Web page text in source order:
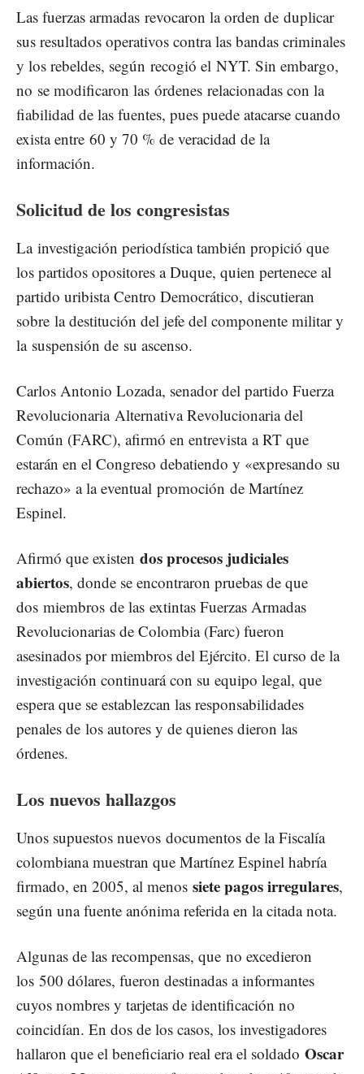
Las fuerzas armadas revocaron la orden de duplicar
sus resultados operativos contra las bandas criminales
y los rebeldes, según recogió el NYT. Sin embargo,
no se modificaron las órdenes relacionadas con la
fiabilidad de las fuentes, pues puede atacarse cuando
exista entre 60 y 70 % de veracidad de la
información.
Solicitud de los congresistas
La investigación periodística también propició que
los partidos opositores a Duque, quien pertenece al
partido uribista Centro Democrático, discutieran
sobre la destitución del jefe del componente militar y
la suspensión de su ascenso.
Carlos Antonio Lozada, senador del partido Fuerza
Revolucionaria Alternativa Revolucionaria del
Común (FARC), afirmó en entrevista a RT que
estarán en el Congreso debatiendo y «expresando su
rechazo» a la eventual promoción de Martínez
Espinel.
Afirmó que existen dos procesos judiciales
abiertos, donde se encontraron pruebas de que
dos miembros de las extintas Fuerzas Armadas
Revolucionarias de Colombia (Farc) fueron
asesinados por miembros del Ejército. El curso de la
investigación continuará con su equipo legal, que
espera que se establezcan las responsabilidades
penales de los autores y de quienes dieron las
órdenes.
Los nuevos hallazgos
Unos supuestos nuevos documentos de la Fiscalía
colombiana muestran que Martínez Espinel habría
firmado, en 2005, al menos siete pagos irregulares,
según una fuente anónima referida en la citada nota.
Algunas de las recompensas, que no excedieron
los 500 dólares, fueron destinadas a informantes
cuyos nombres y tarjetas de identificación no
coincidían. En dos de los casos, los investigadores
hallaron que el beneficiario real era el soldado Oscar